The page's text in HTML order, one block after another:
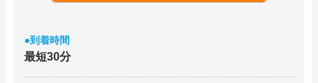
●到着時間
最短30分